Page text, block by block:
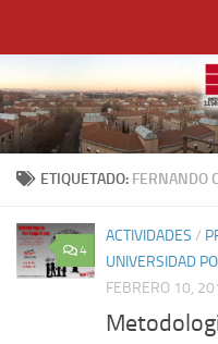
ETIQUETADO: FERNANDO
4
ACTIVIDADES /
UNIVERSIDAD
FEBRERO 10,